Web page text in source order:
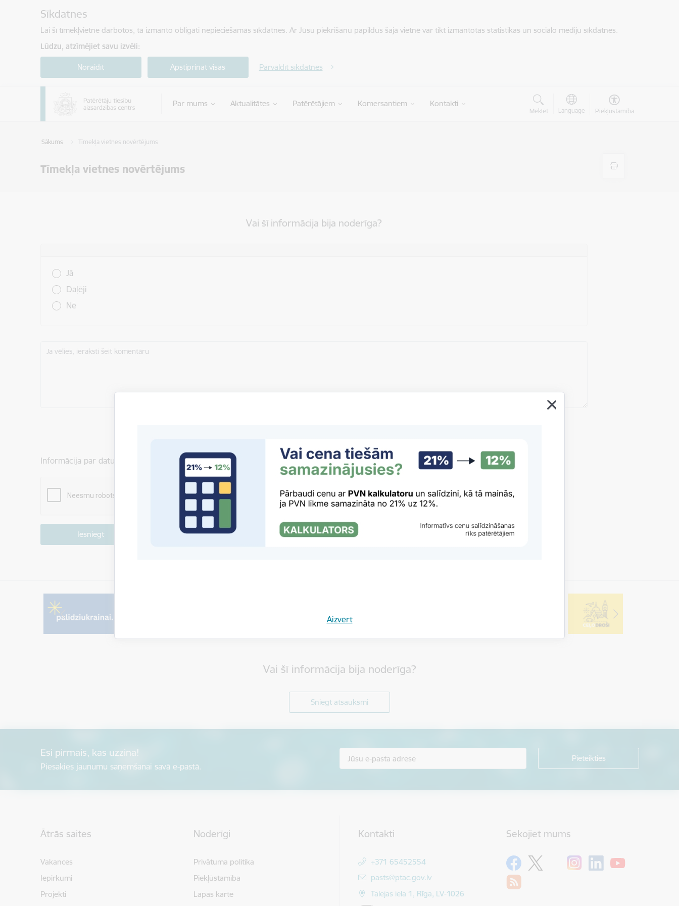
Sīkdatnes
Lai šī tīmekļvietne darbotos, tā izmanto obligāti nepieciešamās sīkdatnes. Ar Jūsu piekrišanu papildus šajā vietnē var tikt izmantotas statistikas un sociālo mediju sīkdatnes.
Lūdzu, atzīmējiet savu izvēli:
Noraidīt Apstiprināt visas Pārvaldīt sīkdatnes
Par mums Aktualitātes Patērētājiem Komersantiem Kontakti
Meklēt Language Piekļūstamība
Sākums Tīmekļa vietnes novērtējums
Tīmekļa vietnes novērtējums
Aizvērt
Vai šī informācija bija noderīga?
Jā
Daļēji
Nē
Ja vēlies, ieraksti šeit komentāru
Informācija par datu apstrādi ir atrodama sadaļā:Privātuma politika
Vai šī informācija bija noderīga?
Sniegt atsauksmi
Esi pirmais, kas uzzina!
Piesakies jaunumu saņemšanai savā e-pastā.
Ātrās saites
Vakances
Iepirkumi
Projekti
Noderīgi
Privātuma politika
Piekļūstamība
Lapas karte
Kontakti
+371 65452554
E-pasts:
pasts@ptac.gov.lv
Talejas iela 1, Rīga, LV-1026
Sekojiet mums